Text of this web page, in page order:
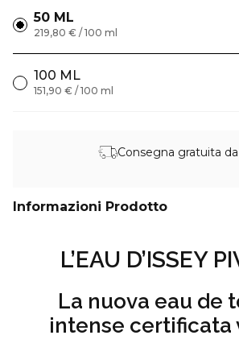
50 ML
219,80 € / 100 ml
100 ML
151,90 € / 100 ml
Consegna gratuita
Informazioni Prodotto
L’EAU D’ISSEY
La nuova eau de
intense certificata